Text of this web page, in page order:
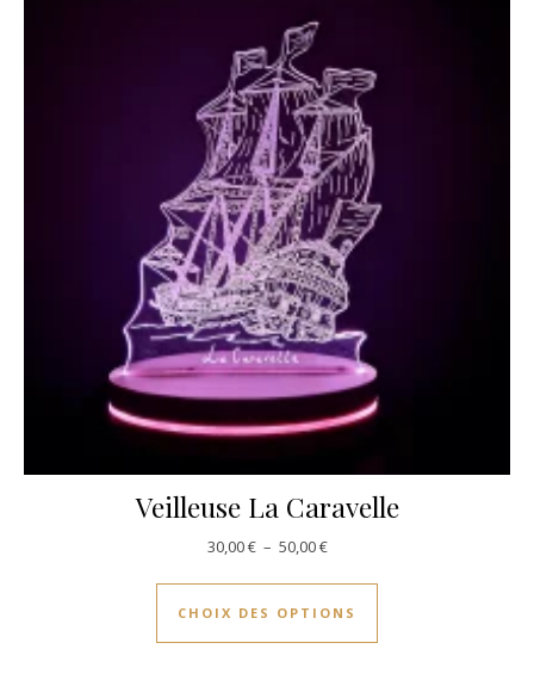
Veilleuse La Caravelle
30,00€ – 50,00€Plage de prix : 30,00 € à
CHOIX DES OPTIONS
Ce produit a